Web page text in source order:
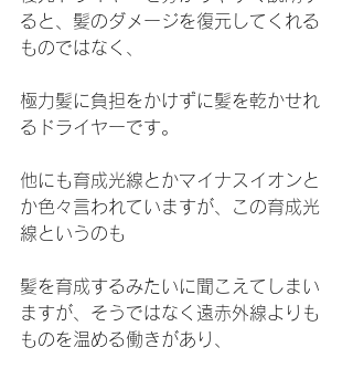
ると、髪のダメージを復元してくれる
ものではなく、
極力髪に負担をかけずに髪を乾かせれ
るドライヤーです。
他にも育成光線とかマイナスイオンと
か色々言われていますが、この育成光
線というのも
髪を育成するみたいに聞こえてしまい
ますが、そうではなく遠赤外線よりも
ものを温める働きがあり、